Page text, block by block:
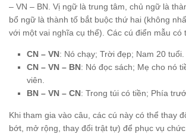
– VN – BN. Vị ngữ là trung tâm, chủ ngữ là
bổ ngữ là thành tố bắt buộc thứ hai (không
với một vai nghĩa cụ thể). Các cú điển mẫu có
CN – VN: Nó chạy; Trời đẹp; Nam 20 tuổi.
CN – VN – BN: Nó đọc sách; Mẹ cho nó
viên.
BN – VN – CN: Trong túi có tiền; Phía
Khi tham gia vào câu, các cú này có thể thay
bớt, mở rộng, thay đổi trật tự) để phục vụ